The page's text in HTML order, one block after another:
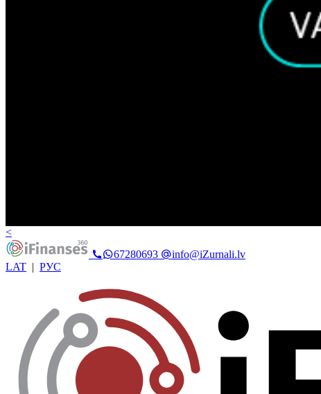
<
67280693
info@iZurnali.lv
LAT | РУС